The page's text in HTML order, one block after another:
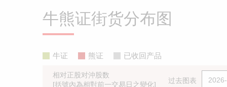
牛熊证街货分布图
牛证 熊证 已收回产品
相对正股对沖股数
[括號內為相對前一交易日之變化]
过去图表